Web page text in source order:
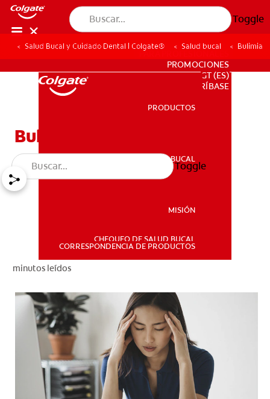
Toggle
SALUD BUCAL
CORRESPONDENCIA DE PRODUCTOS
PARA PROFESIONALES
PROMOCIONES
PARA PROFESIONALES
PROMOCIONES
GT (ES)
SUSCRÍBASE
PRODUCTOS
SALUD BUCAL
MISIÓN
CHEQUEO DE SALUD BUCAL
CORRESPONDENCIA DE PRODUCTOS
Toggle
Salud Bucal y Cuidado Dental | Colgate® Salud bucal Bulimia
Bulimia
minutos leídos